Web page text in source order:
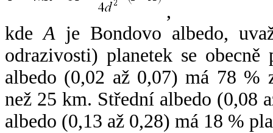
,
kdeA je Bondovo albedo,
odrazivosti) planetek se
albedo (0,02 až 0,07) má 78 %
než 25 km. Střední albedo (0,08
albedo (0,13 až 0,28) má 18 %